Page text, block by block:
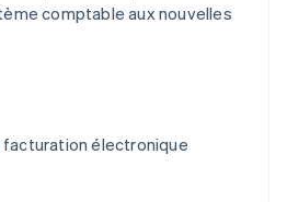
comptable aux nouvelles
facturation électronique